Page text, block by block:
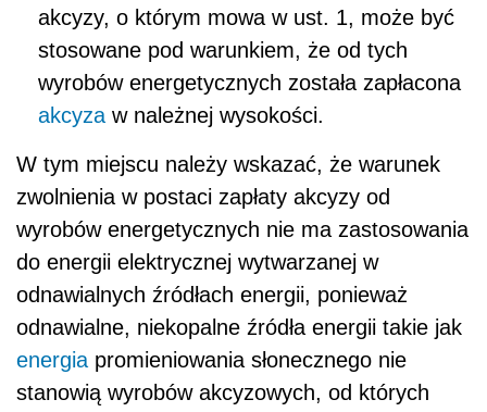
akcyzy, o którym mowa w ust. 1, może być
stosowane pod warunkiem, że od tych
wyrobów energetycznych została zapłacona
akcyza w należnej wysokości.
W tym miejscu należy wskazać, że warunek
zwolnienia w postaci zapłaty akcyzy od
wyrobów energetycznych nie ma zastosowania
do energii elektrycznej wytwarzanej w
odnawialnych źródłach energii, ponieważ
odnawialne, niekopalne źródła energii takie jak
energia promieniowania słonecznego nie
stanowią wyrobów akcyzowych, od których